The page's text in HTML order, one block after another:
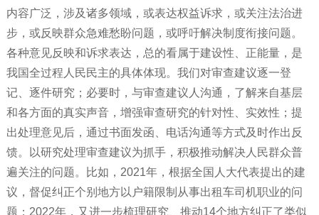
内容广泛，涉及诸多领域，或表达权益诉求，或关注法治进
步，或反映群众急难愁盼问题，或呼吁解决制度衔接问题。
各种意见反映和诉求表达，总的看属于建设性、正能量，是
我国全过程人民民主的具体体现。我们对审查建议逐一登
记、逐件研究；必要时，与审查建议人沟通，了解来自基层
和各方面的真实声音，增强审查研究的针对性、实效性；提
出处理意见后，通过书面发函、电话沟通等方式及时作出反
馈。以研究处理审查建议为抓手，积极推动解决人民群众普
遍关注的问题。比如，2021年，根据全国人大代表提出的建
议，督促纠正个别地方以户籍限制从事出租车司机职业的问
题；2022年，又进一步梳理研究、推动14个地方纠正了类似